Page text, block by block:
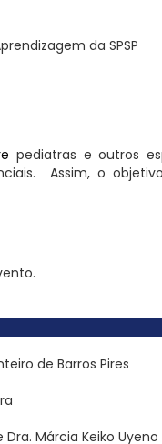
da SPSP
pediatras e outros
Assim, o
de Barros Pires
Dra. Márcia Keiko